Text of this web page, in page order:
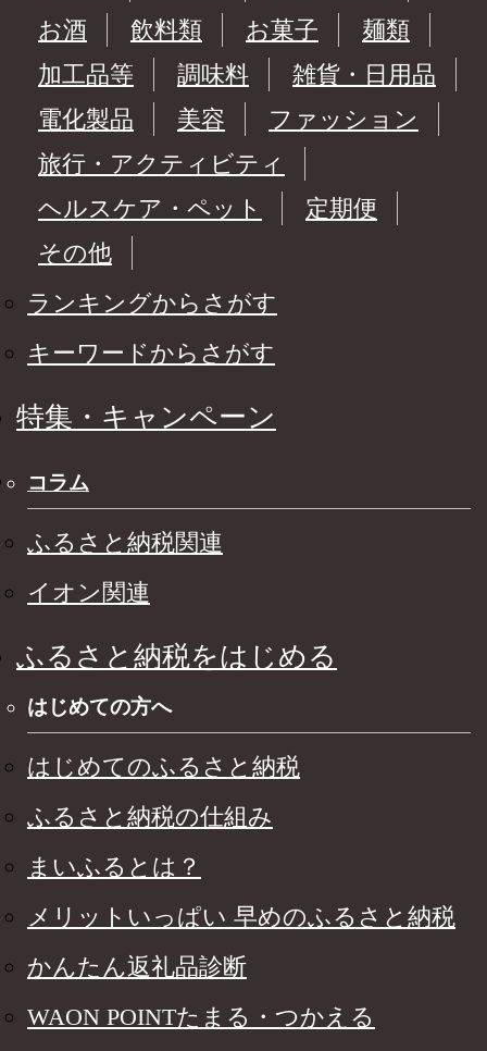
お酒
飲料類 お菓子
麺類
加工品等
調味料
雑貨・日用品
電化製品
美容
ファッション
旅行・アクティビティ
ヘルスケア・ペット
定期便
その他
ランキングからさがす
キーワードからさがす
特集・キャンペーン
コラム
ふるさと納税関連
イオン関連
ふるさと納税をはじめる
はじめての方へ
はじめてのふるさと納税
ふるさと納税の仕組み
まいふるとは？
メリットいっぱい 早めのふるさと納税
かんたん返礼品診断
WAON POINTたまる・つかえる